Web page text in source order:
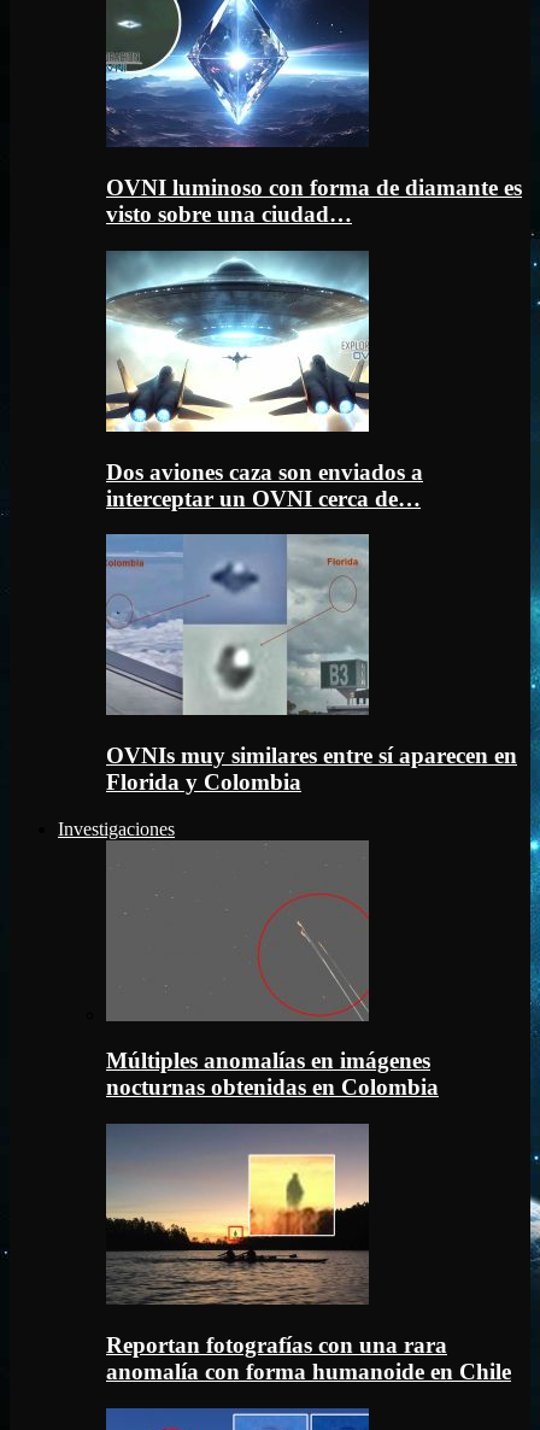
OVNI luminoso con forma de diamante es
visto sobre una ciudad…
Dos aviones caza son enviados a
interceptar un OVNI cerca de…
OVNIs muy similares entre sí aparecen en
Florida y Colombia
Investigaciones
Múltiples anomalías en imágenes
nocturnas obtenidas en Colombia
Reportan fotografías con una rara
anomalía con forma humanoide en Chile